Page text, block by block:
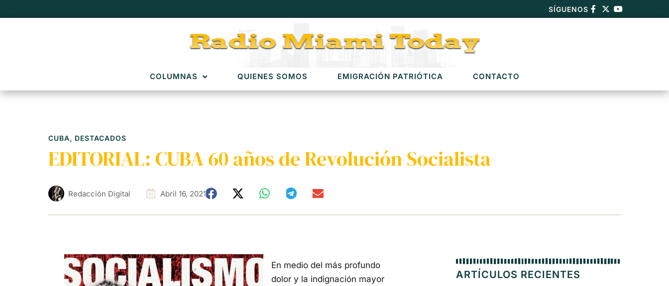
SÍGUENOS
COLUMNAS QUIENES SOMOS EMIGRACIÓN PATRIÓTICA CONTACTO
CUBA, DESTACADOS
EDITORIAL: CUBA 60 años de Revolución Socialista
Redacción Digital Abril 16, 2021
En medio del más profundo
dolor y la indignación mayor
ARTÍCULOS RECIENTES